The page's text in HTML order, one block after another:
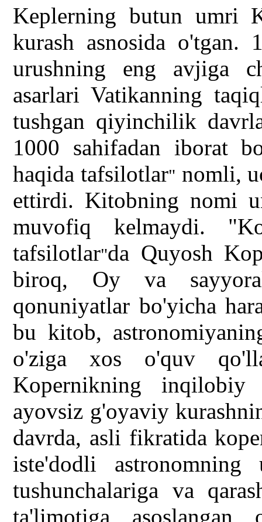
Keplerning butun umri
kurash asnosida
urushning eng avjiga
asarlari Vatikanning
tushgan qiyinchilik
1000 sahifadan iborat
haqida tafsilotlar" nomli,
ettirdi. Kitobning nomi
muvofiq kelmaydi.
tafsilotlar"da Quyosh
biroq, Oy va
qonuniyatlar bo'yicha
bu kitob,
o'ziga xos o'quv
Kopernikning inqilobiy
ayovsiz g'oyaviy
davrda, asli fikratida
iste'dodli
tushunchalariga va
ta'limotiga